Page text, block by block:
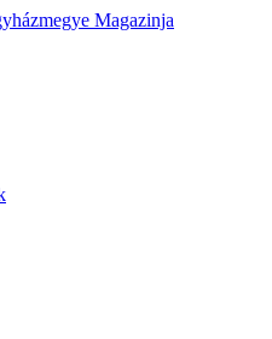
Magazinja